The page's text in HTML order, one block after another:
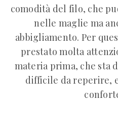
comodità del filo, che
nelle maglie ma
abbigliamento. Per
prestato molta
materia prima, che sta
difficile da reperire,